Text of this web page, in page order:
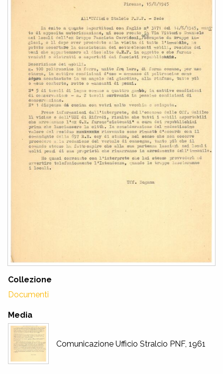
Collezione
Documenti
Media
Comunicazione Ufficio Stralcio PNF, 1961